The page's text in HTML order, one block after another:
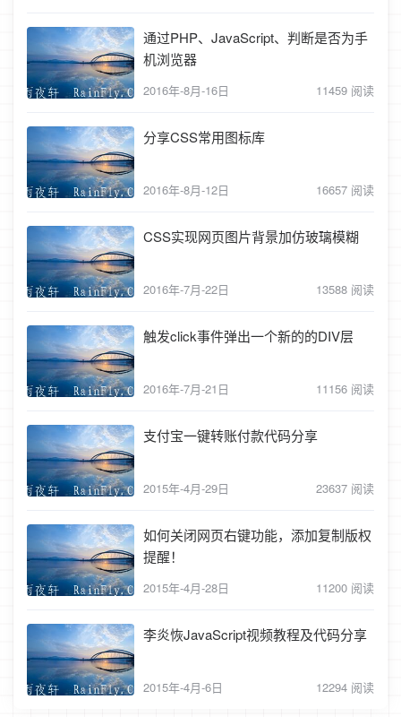
通过PHP、JavaScript、判断是否为手
机浏览器
2016年-8月-16日 11459 阅读
分享CSS常用图标库
2016年-8月-12日 16657 阅读
CSS实现网页图片背景加仿玻璃模糊
2016年-7月-22日 13588 阅读
触发click事件弹出一个新的的DIV层
2016年-7月-21日 11156 阅读
支付宝一键转账付款代码分享
2015年-4月-29日 23637 阅读
如何关闭网页右键功能，添加复制版权
提醒！
2015年-4月-28日 11200 阅读
李炎恢JavaScript视频教程及代码分享
2015年-4月-6日 12294 阅读